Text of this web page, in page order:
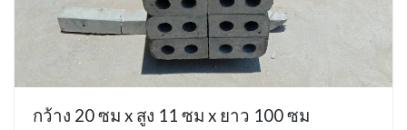
กว้าง 20 ซม x สูง 11 ซม x ยาว 100 ซม